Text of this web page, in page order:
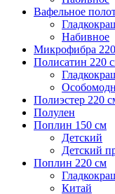
Вафельное
Набивное
Микрофибра
Полисатин 220
Полиэстер 220
Полулен
Поплин 150 см
Детский
Детский
Поплин 220 см
Китай